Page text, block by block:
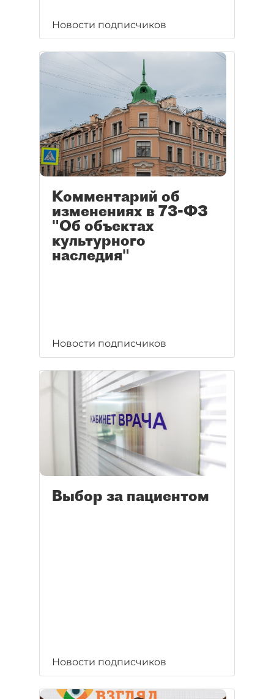
Новости подписчиков
Комментарий об
изменениях в 73-ФЗ
"Об объектах
культурного
наследия"
Новости подписчиков
Выбор за пациентом
Новости подписчиков